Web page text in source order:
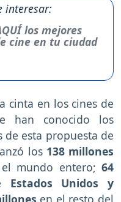
interesar:
los mejores
cine en tu ciudad
cinta en los cines de
han conocido los
de esta propuesta de
los 138 millones
el mundo entero;64
Estados Unidos y
en el resto del